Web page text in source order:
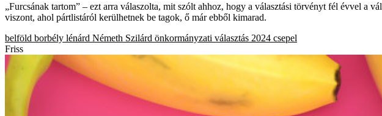
„Furcsának tartom” – ezt arra válaszolta, mit szólt ahhoz, hogy a választási törvényt fél évvel a
viszont, ahol pártlistáról kerülhetnek be tagok, ő már ebből kimarad.
belföld borbély lénárd Németh Szilárd önkormányzati választás 2024 csepel
Friss